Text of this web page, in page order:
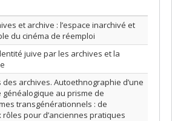
en ordre décroissant
par titre en ordre décroissant
et archive : l’espace inarchivé et
du cinéma de réemploi
juive par les archives et la
des archives. Autoethnographie d’une
généalogique au prisme de
transgénérationnels : de
pour d’anciennes pratiques